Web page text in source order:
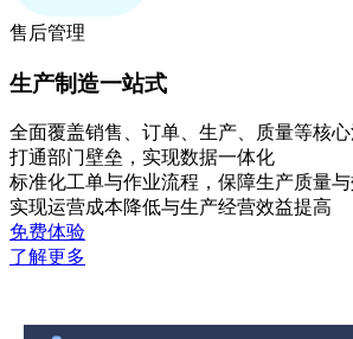
售后管理
生产制造一站式
全面覆盖销售、订单、生产、质量等核
打通部门壁垒，实现数据一体化
标准化工单与作业流程，保障生产质量
实现运营成本降低与生产经营效益提高
免费体验
了解更多